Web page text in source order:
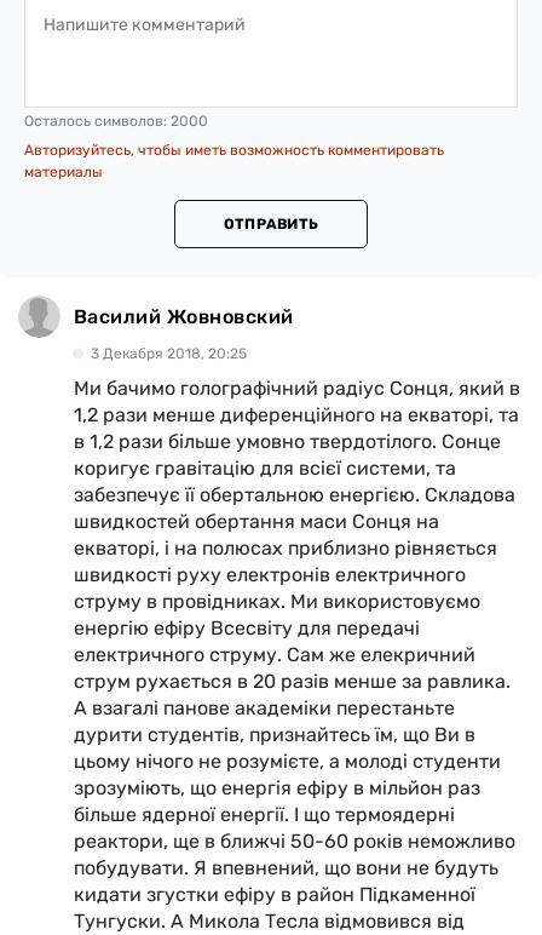
Осталось символов: 2000
Авторизуйтесь, чтобы иметь возможность комментировать
материалы
ОТПРАВИТЬ
Василий Жовновский
3 Декабря 2018, 20:25
Ми бачимо голографічний радіус Сонця, який в
1,2 рази менше диференційного на екваторі, та
в 1,2 рази більше умовно твердотілого. Сонце
коригує гравітацію для всієї системи, та
забезпечує її обертальною енергією. Складова
швидкостей обертання маси Сонця на
екваторі, і на полюсах приблизно рівняється
швидкості руху електронів електричного
струму в провідниках. Ми використовуємо
енергію ефіру Всесвіту для передачі
електричного струму. Сам же елекричний
струм рухається в 20 разів менше за равлика.
А взагалі панове академіки перестаньте
дурити студентів, признайтесь їм, що Ви в
цьому нічого не розумієте, а молоді студенти
зрозуміють, що енергія ефіру в мільйон раз
більше ядерної енергії. І що термоядерні
реактори, ще в ближчі 50-60 років неможливо
побудувати. Я впевнений, що вони не будуть
кидати згустки ефіру в район Підкаменної
Тунгуски. А Микола Тесла відмовився від